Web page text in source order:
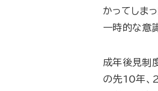
かってしま
一時的な意
成年後見制
の先10年、